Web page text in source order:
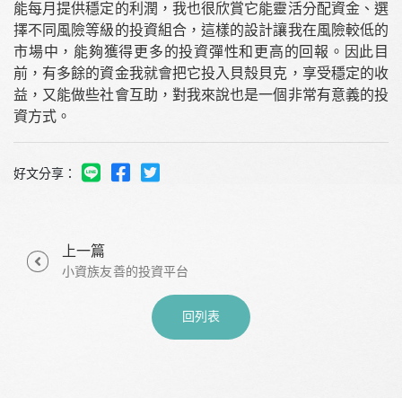
能每月提供穩定的利潤，我也很欣賞它能靈活分配資金、選
擇不同風險等級的投資組合，這樣的設計讓我在風險較低的
市場中，能夠獲得更多的投資彈性和更高的回報。因此目
前，有多餘的資金我就會把它投入貝殼貝克，享受穩定的收
益，又能做些社會互助，對我來說也是一個非常有意義的投
資方式。
好文分享：
上一篇
小資族友善的投資平台
回列表